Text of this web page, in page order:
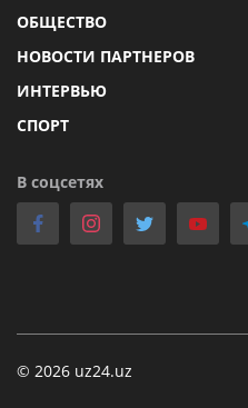
ОБЩЕСТВО
НОВОСТИ ПАРТНЕРОВ
ИНТЕРВЬЮ
СПОРТ
В соцсетях
© 2026 uz24.uz